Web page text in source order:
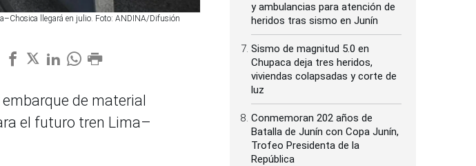
llegará en julio. Foto: ANDINA/Difusión
de material
el futuro tren Lima–
y ambulancias para atención de
heridos tras sismo en Junín
Sismo de magnitud 5.0 en
Chupaca deja tres heridos,
viviendas colapsadas y corte de
luz
Conmemoran 202 años de
Batalla de Junín con Copa Junín,
Trofeo Presidenta de la
República